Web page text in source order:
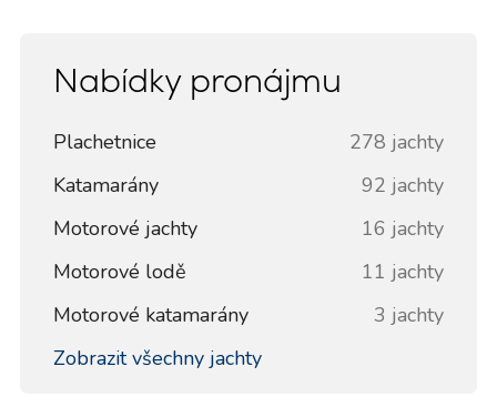
Nabídky pronájmu
Plachetnice
278 jachty
Katamarány
92 jachty
Motorové jachty
16 jachty
Motorové lodě
11 jachty
Motorové katamarány
3 jachty
Zobrazit všechny jachty